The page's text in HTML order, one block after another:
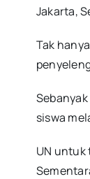
Jakarta,
Tak
siswa
UN untuk